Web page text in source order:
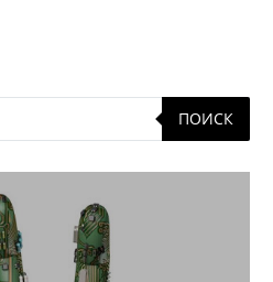
ПОИСК